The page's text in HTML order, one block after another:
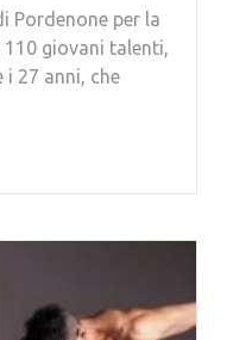
Pordenone per la
giovani talenti,
27 anni, che